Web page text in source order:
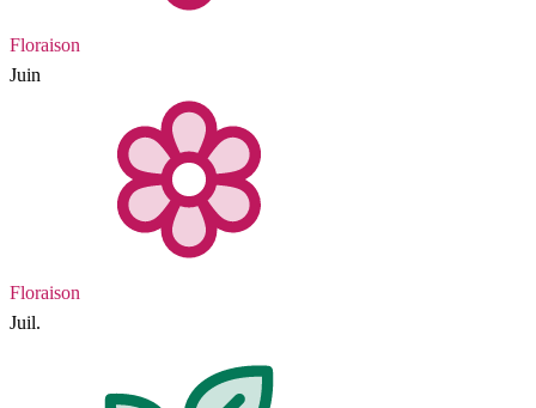
Floraison
Juin
Floraison
Juil.